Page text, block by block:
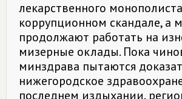
лекарственного
коррупционном скандале, а
продолжают работать на
мизерные оклады. Пока
минздрава пытаются
нижегородское
последнем издыхании,